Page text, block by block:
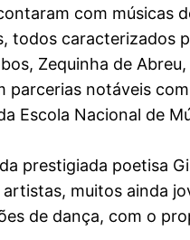
com músicas
todos caracterizados
Zequinha de
parcerias notáveis
Escola Nacional de
prestigiada poetisa
muitos ainda
de dança, com o